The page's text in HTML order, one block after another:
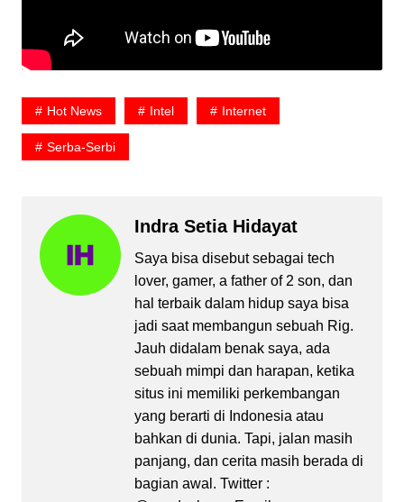
Hot News Intel Internet
Serba-Serbi
Indra Setia Hidayat
Saya bisa disebut sebagai tech
lover, gamer, a father of 2 son, dan
hal terbaik dalam hidup saya bisa
jadi saat membangun sebuah Rig.
Jauh didalam benak saya, ada
sebuah mimpi dan harapan, ketika
situs ini memiliki perkembangan
yang berarti di Indonesia atau
bahkan di dunia. Tapi, jalan masih
panjang, dan cerita masih berada di
bagian awal. Twitter :